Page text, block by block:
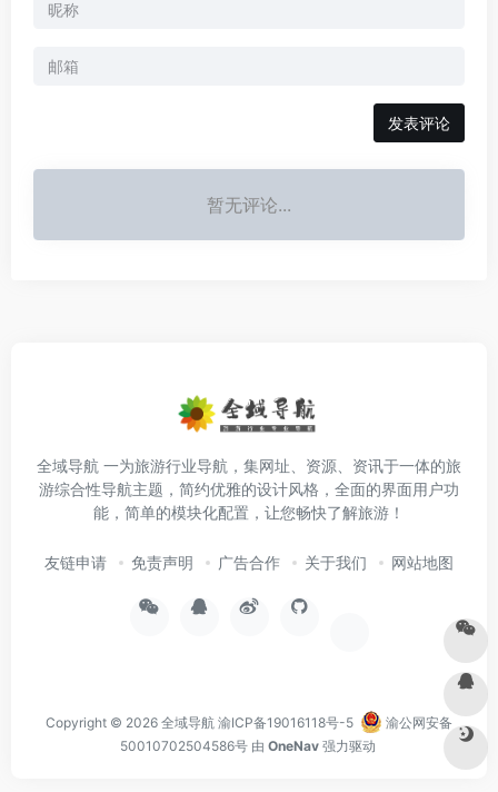
发表评论
暂无评论...
全域导航 一为旅游行业导航，集网址、资源、资讯于一体的旅
游综合性导航主题，简约优雅的设计风格，全面的界面用户功
能，简单的模块化配置，让您畅快了解旅游！
友链申请 免责声明 广告合作 关于我们 网站地图
Copyright © 2026 全域导航 渝ICP备19016118号-5
渝公网安备
50010702504586号由 OneNav 强力驱动